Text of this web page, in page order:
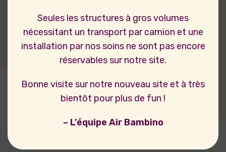
Seules les structures à gros volumes
nécessitant un transport par camion et une
installation par nos soins ne sont pas encore
réservables sur notre site.
Bonne visite sur notre nouveau site et à très
bientôt pour plus de fun !
– L’équipe Air Bambino